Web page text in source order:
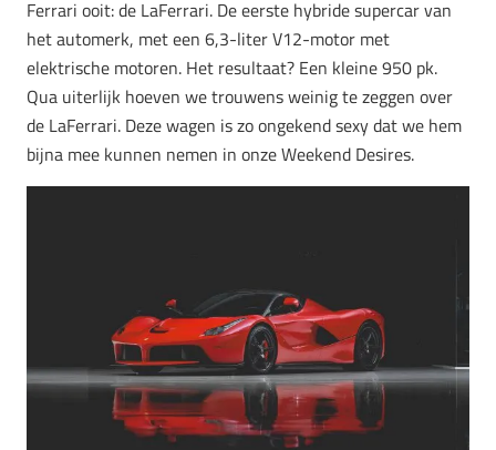
Ferrari ooit: de LaFerrari. De eerste hybride supercar van
het automerk, met een 6,3-liter V12-motor met
elektrische motoren. Het resultaat? Een kleine 950 pk.
Qua uiterlijk hoeven we trouwens weinig te zeggen over
de LaFerrari. Deze wagen is zo ongekend sexy dat we hem
bijna mee kunnen nemen in onze Weekend Desires.